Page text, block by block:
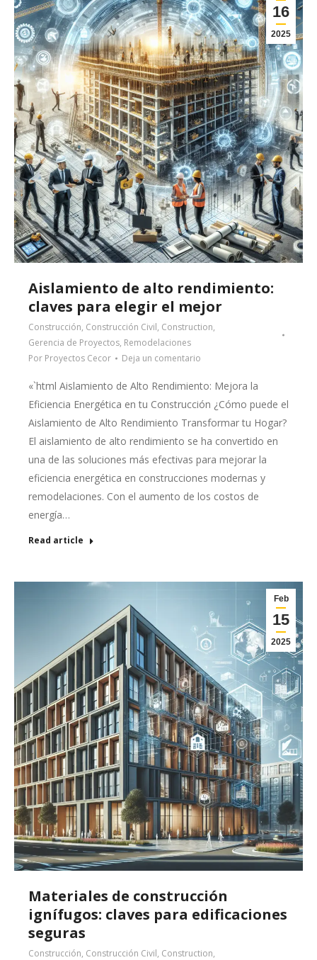
16
2025
Aislamiento de alto rendimiento:
claves para elegir el mejor
Construcción, Construcción Civil, Construction,
Gerencia de Proyectos, Remodelaciones
Por Proyectos Cecor Deja un comentario
«`html Aislamiento de Alto Rendimiento: Mejora la
Eficiencia Energética en tu Construcción ¿Cómo puede el
Aislamiento de Alto Rendimiento Transformar tu Hogar?
El aislamiento de alto rendimiento se ha convertido en
una de las soluciones más efectivas para mejorar la
eficiencia energética en construcciones modernas y
remodelaciones. Con el aumento de los costos de
energía…
Read article
Feb
15
2025
Materiales de construcción
ignífugos: claves para edificaciones
seguras
Construcción, Construcción Civil, Construction,